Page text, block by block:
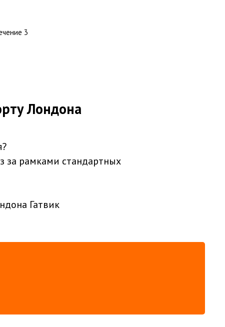
3
Лондона
за рамками стандартных
Гатвик